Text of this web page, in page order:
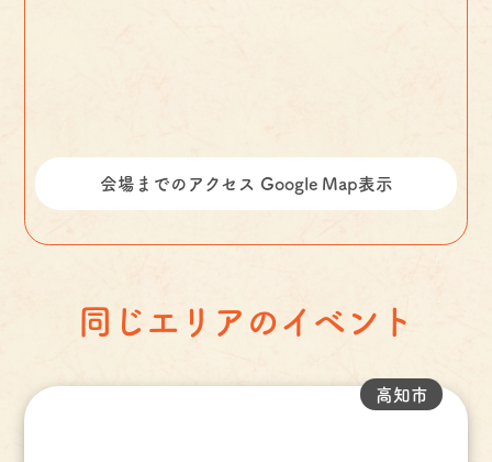
会場までのアクセス Google Map表示
同じエリアのイベント
高知市